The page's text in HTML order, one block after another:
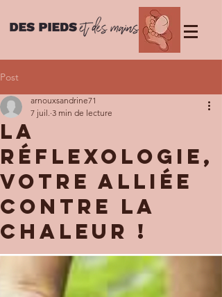
Post
La
réflexologie,
votre alliée
contre la
chaleur !
arnouxsandrine71
7 juil. 3 min de lecture